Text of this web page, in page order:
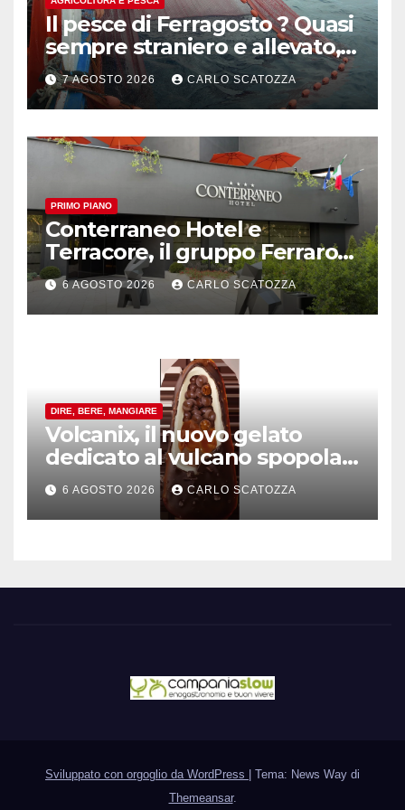
Il pesce di Ferragosto ? Quasi
sempre straniero e allevato,
in sofferenza
7 AGOSTO 2026 CARLO SCATOZZA
PRIMO PIANO
Conterraneo Hotel e
Terracore, il gruppo Ferraro
amplia l’ ospitalità e il gusto
alle porte di Caserta
6 AGOSTO 2026 CARLO SCATOZZA
DIRE, BERE, MANGIARE
Volcanix, il nuovo gelato
dedicato al vulcano spopola,
è nato a Caivano
6 AGOSTO 2026 CARLO SCATOZZA
Sviluppato con orgoglio da WordPress
Tema: News Way di
Themeansar.